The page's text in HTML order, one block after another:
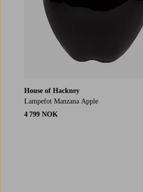
House of Hackney
Lampefot Manzana Apple
4 799 NOK